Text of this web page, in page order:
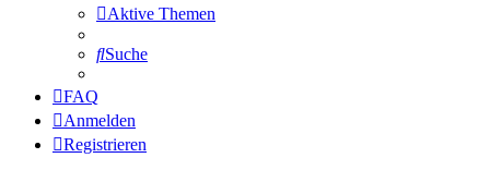
Aktive Themen
Suche
FAQ
Anmelden
Registrieren